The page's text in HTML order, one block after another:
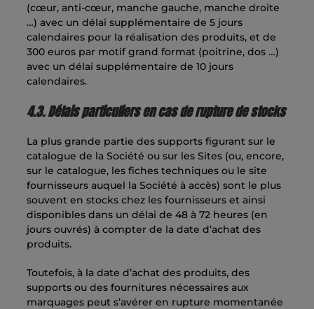
(cœur, anti-cœur, manche gauche, manche droite
…) avec un délai supplémentaire de 5 jours
calendaires pour la réalisation des produits, et de
300 euros par motif grand format (poitrine, dos …)
avec un délai supplémentaire de 10 jours
calendaires.
4.3. Délais particuliers en cas de rupture de stocks
La plus grande partie des supports figurant sur le
catalogue de la Société ou sur les Sites (ou, encore,
sur le catalogue, les fiches techniques ou le site
fournisseurs auquel la Société à accès) sont le plus
souvent en stocks chez les fournisseurs et ainsi
disponibles dans un délai de 48 à 72 heures (en
jours ouvrés) à compter de la date d’achat des
produits.
Toutefois, à la date d’achat des produits, des
supports ou des fournitures nécessaires aux
marquages peut s’avérer en rupture momentanée